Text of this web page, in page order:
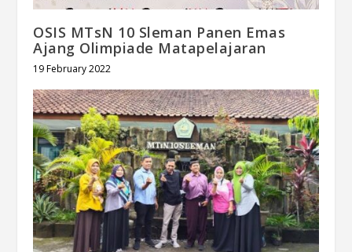
OSIS MTsN 10 Sleman Panen Emas
Ajang Olimpiade Matapelajaran
19 February 2022